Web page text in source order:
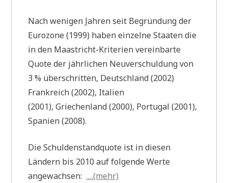
Nach wenigen Jahren seit Begründung der
Eurozone (1999) haben einzelne Staaten die
in den Maastricht-Kriterien vereinbarte
Quote der jährlichen Neuverschuldung von
3 % überschritten, Deutschland (2002)
Frankreich (2002), Italien
(2001), Griechenland (2000), Portugal (2001),
Spanien (2008).
Die Schuldenstandquote ist in diesen
Ländern bis 2010 auf folgende Werte
angewachsen:….(mehr)